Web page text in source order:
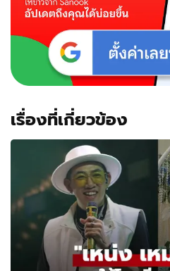
เป็น
แต่
ตัว
ตลก
เรื่องที่เกี่ยวข้อง